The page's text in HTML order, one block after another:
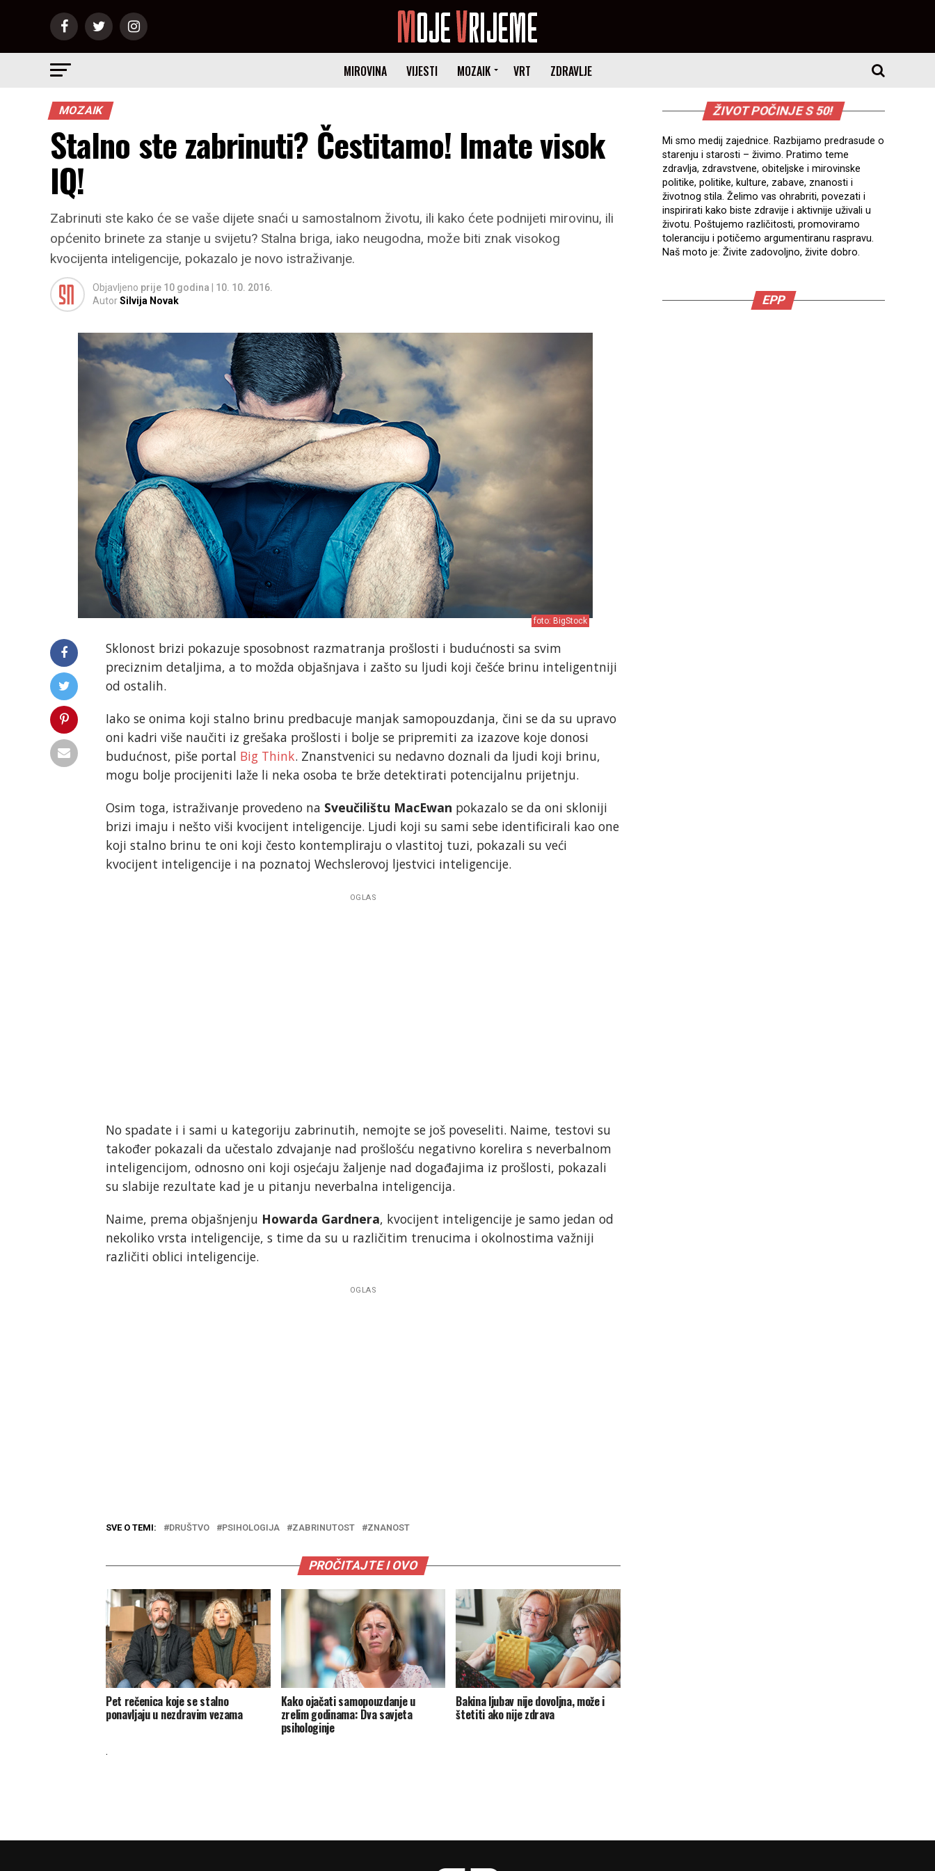
MIROVINA VIJESTI MOZAIK VRT ZDRAVLJE
MOZAIK
Stalno ste zabrinuti? Čestitamo! Imate visok
IQ!
Zabrinuti ste kako će se vaše dijete snaći u samostalnom životu, ili kako ćete podnijeti mirovinu, ili
općenito brinete za stanje u svijetu? Stalna briga, iako neugodna, može biti znak visokog
kvocijenta inteligencije, pokazalo je novo istraživanje.
Objavljeno prije 10 godina
10. 10. 2016.
AutorSilvija Novak
foto: BigStock
Sklonost brizi pokazuje sposobnost razmatranja prošlosti i budućnosti sa svim
preciznim detaljima, a to možda objašnjava i zašto su ljudi koji češće brinu inteligentniji
od ostalih.
Iako se onima koji stalno brinu predbacuje manjak samopouzdanja, čini se da su upravo
oni kadri više naučiti iz grešaka prošlosti i bolje se pripremiti za izazove koje donosi
budućnost, piše portal Big Think. Znanstvenici su nedavno doznali da ljudi koji brinu,
mogu bolje procijeniti laže li neka osoba te brže detektirati potencijalnu prijetnju.
Osim toga, istraživanje provedeno na Sveučilištu MacEwan pokazalo se da oni skloniji
brizi imaju i nešto viši kvocijent inteligencije. Ljudi koji su sami sebe identificirali kao one
koji stalno brinu te oni koji često kontempliraju o vlastitoj tuzi, pokazali su veći
kvocijent inteligencije i na poznatoj Wechslerovoj ljestvici inteligencije.
OGLAS
No spadate i i sami u kategoriju zabrinutih, nemojte se još poveseliti. Naime, testovi su
također pokazali da učestalo zdvajanje nad prošlošću negativno korelira s neverbalnom
inteligencijom, odnosno oni koji osjećaju žaljenje nad događajima iz prošlosti, pokazali
su slabije rezultate kad je u pitanju neverbalna inteligencija.
Naime, prema objašnjenju Howarda Gardnera, kvocijent inteligencije je samo jedan od
nekoliko vrsta inteligencije, s time da su u različitim trenucima i okolnostima važniji
različiti oblici inteligencije.
OGLAS
SVE O TEMI: DRUŠTVO PSIHOLOGIJA ZABRINUTOST ZNANOST
PROČITAJTE I OVO
Pet rečenica koje se stalno
ponavljaju u nezdravim vezama
Kako ojačati samopouzdanje u
zrelim godinama: Dva savjeta
psihologinje
Bakina ljubav nije dovoljna, može i
štetiti ako nije zdrava
.
ŽIVOT POČINJE S 50!
Mi smo medij zajednice. Razbijamo predrasude o
starenju i starosti – živimo. Pratimo teme
zdravlja, zdravstvene, obiteljske i mirovinske
politike, politike, kulture, zabave, znanosti i
životnog stila. Želimo vas ohrabriti, povezati i
inspirirati kako biste zdravije i aktivnije uživali u
životu. Poštujemo različitosti, promoviramo
toleranciju i potičemo argumentiranu raspravu.
Naš moto je: Živite zadovoljno, živite dobro.
EPP